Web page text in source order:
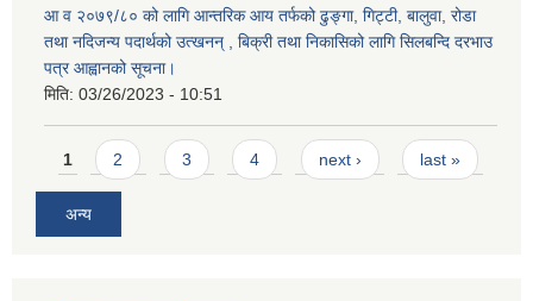
आ व २०७९/८० को लागि आन्तरिक आय तर्फको ढुङ्गा, गिट्टी, बालुवा, रोडा
तथा नदिजन्य पदार्थको उत्खनन् , बिक्री तथा निकासिको लागि सिलबन्दि दरभाउ
पत्र आह्वानको सूचना।
मिति: 03/26/2023 - 10:51
Pages
1 2 3 4 next › last »
अन्य